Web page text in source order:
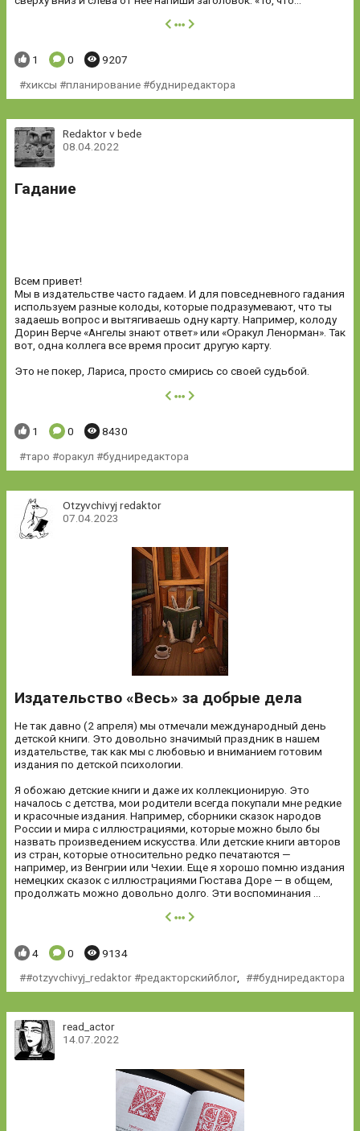
далее
Понравилось:
1 Комментариев:
0 Просмотров:
9207
хиксы #планирование #будниредактора
Redaktor v bede
08.04.2022
Гадание
Всем привет!
Мы в издательстве часто гадаем. И для повседневного гадания
используем разные колоды, которые подразумевают, что ты
задаешь вопрос и вытягиваешь одну карту. Например, колоду
Дорин Верче «Ангелы знают ответ» или «Оракул Ленорман». Так
вот, одна коллега все время просит другую карту.
Это не покер, Лариса, просто смирись со своей судьбой.
далее
Понравилось:
1 Комментариев:
0 Просмотров:
8430
таро #оракул #будниредактора
Otzyvchivyj redaktor
07.04.2023
Издательство «Весь» за добрые дела
Не так давно (2 апреля) мы отмечали международный день
детской книги. Это довольно значимый праздник в нашем
издательстве, так как мы с любовью и вниманием готовим
издания по детской психологии.
Я обожаю детские книги и даже их коллекционирую. Это
началось с детства, мои родители всегда покупали мне редкие
и красочные издания. Например, сборники сказок народов
России и мира с иллюстрациями, которые можно было бы
назвать произведением искусства. Или детские книги авторов
из стран, которые относительно редко печатаются —
например, из Венгрии или Чехии. Еще я хорошо помню издания
немецких сказок с иллюстрациями Гюстава Доре — в общем,
продолжать можно довольно долго. Эти воспоминания ...
далее
Понравилось:
4 Комментариев:
0 Просмотров:
9134
#otzyvchivyj_redaktor #редакторскийблог, #будниредактора
read_actor
14.07.2022